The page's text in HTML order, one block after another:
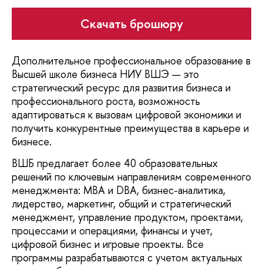
Скачать брошюру
Дополнительное профессиональное образование в
Высшей школе бизнеса НИУ ВШЭ — это
стратегический ресурс для развития бизнеса и
профессионального роста, возможность
адаптироваться к вызовам цифровой экономики и
получить конкурентные преимущества в карьере и
бизнесе.
ВШБ предлагает более 40 образовательных
решений по ключевым направлениям современного
менеджмента: MBA и DBA, бизнес-аналитика,
лидерство, маркетинг, общий и стратегический
менеджмент, управление продуктом, проектами,
процессами и операциями, финансы и учет,
цифровой бизнес и игровые проекты. Все
программы разрабатываются с учетом актуальных